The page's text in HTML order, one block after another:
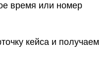
время или номер
кейса и получаем